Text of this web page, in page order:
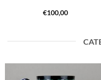
€100,00